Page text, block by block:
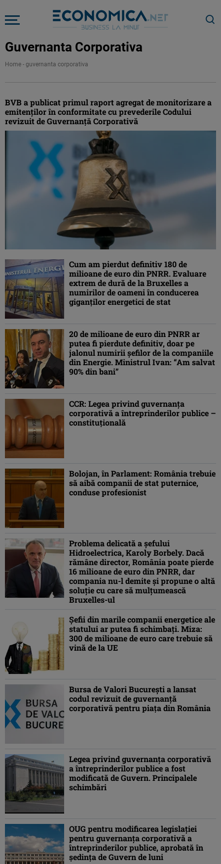
Guvernanta Corporativa
Home - guvernanta corporativa
BVB a publicat primul raport agregat de monitorizare a
emitenţilor în conformitate cu prevederile Codului
revizuit de Guvernanţă Corporativă
Cum am pierdut definitiv 180 de
milioane de euro din PNRR. Evaluare
extrem de dură de la Bruxelles a
numirilor de oameni în conducerea
giganților energetici de stat
20 de milioane de euro din PNRR ar
putea fi pierdute definitiv, doar pe
jalonul numirii șefilor de la companiile
din Energie. Ministrul Ivan: “Am salvat
90% din bani”
CCR: Legea privind guvernanţa
corporativă a întreprinderilor publice –
constituţională
Bolojan, în Parlament: România trebuie
să aibă companii de stat puternice,
conduse profesionist
Problema delicată a șefului
Hidroelectrica, Karoly Borbely. Dacă
rămâne director, România poate pierde
16 milioane de euro din PNRR, dar
compania nu-l demite și propune o altă
soluție cu care să mulțumească
Bruxelles-ul
Șefii din marile companii energetice ale
statului ar putea fi schimbați. Miza:
300 de milioane de euro care trebuie să
vină de la UE
Bursa de Valori Bucureşti a lansat
codul revizuit de guvernanţă
corporativă pentru piaţa din România
Legea privind guvernanţa corporativă
a întreprinderilor publice a fost
modificată de Guvern. Principalele
schimbări
OUG pentru modificarea legislaţiei
pentru guvernanţa corporativă a
întreprinderilor publice, aprobată în
şedinţa de Guvern de luni